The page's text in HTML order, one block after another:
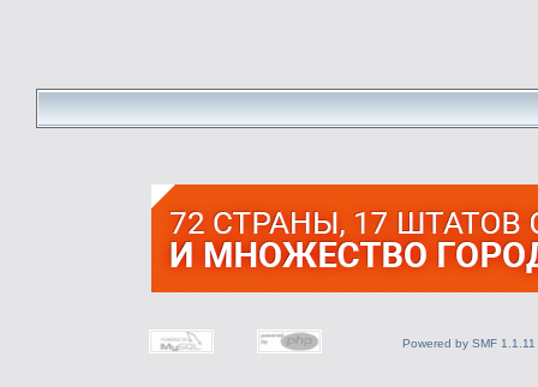
Powered by SMF 1.1.11